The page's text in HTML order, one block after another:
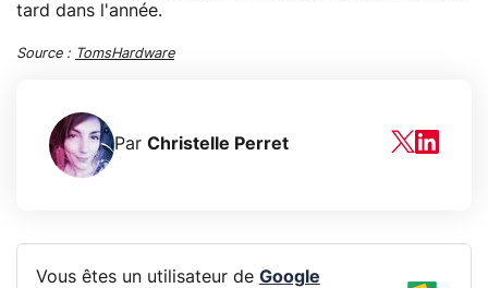
tard dans l'année.
Source : TomsHardware
Par Christelle Perret
Vous êtes un utilisateur de Google